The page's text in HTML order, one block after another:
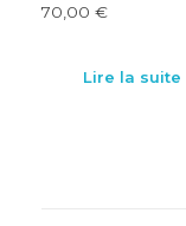
70,00 €
Lire la suite